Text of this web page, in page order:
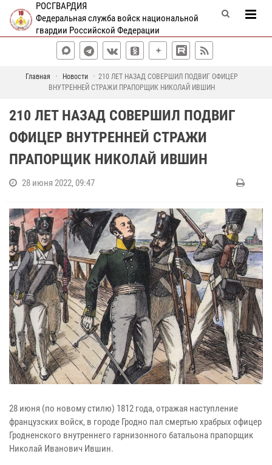
РОСГВАРДИЯ
Федеральная служба войск национальной
гвардии Российской Федерации
Главная Новости
210 ЛЕТ НАЗАД СОВЕРШИЛ ПОДВИГ ОФИЦЕР
ВНУТРЕННЕЙ СТРАЖИ ПРАПОРЩИК НИКОЛАЙ ИВШИН
210 ЛЕТ НАЗАД СОВЕРШИЛ ПОДВИГ
ОФИЦЕР ВНУТРЕННЕЙ СТРАЖИ
ПРАПОРЩИК НИКОЛАЙ ИВШИН
28 июня 2022, 09:47
28 июня (по новому стилю) 1812 года, отражая наступление
французских войск, в городе Гродно пал смертью храбрых офицер
Гродненского внутреннего гарнизонного батальона прапорщик
Николай Иванович Ившин.